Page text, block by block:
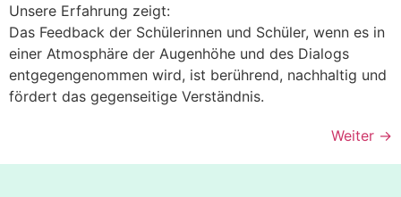
Unsere Erfahrung zeigt:
Das Feedback der Schülerinnen und Schüler, wenn es in
einer Atmosphäre der Augenhöhe und des Dialogs
entgegengenommen wird, ist berührend, nachhaltig und
fördert das gegenseitige Verständnis.
Weiter →